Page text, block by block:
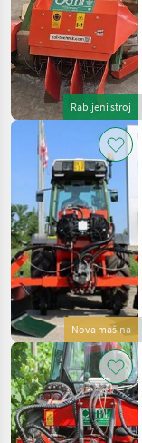
Rabljeni stroj
Nova mašina